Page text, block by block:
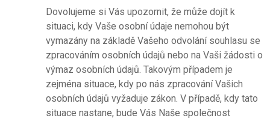
Dovolujeme si Vás upozornit, že může dojít k
situaci, kdy Vaše osobní údaje nemohou být
vymazány na základě Vašeho odvolání souhlasu se
zpracováním osobních údajů nebo na Vaši žádosti o
výmaz osobních údajů. Takovým případem je
zejména situace, kdy po nás zpracování Vašich
osobních údajů vyžaduje zákon. V případě, kdy tato
situace nastane, bude Vás Naše společnost